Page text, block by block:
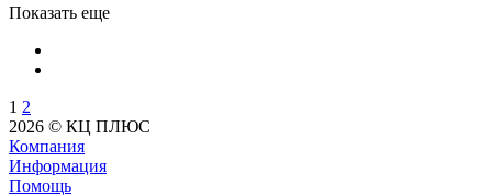
Показать еще
1 2
2026 © КЦ ПЛЮС
Компания
Информация
Помощь